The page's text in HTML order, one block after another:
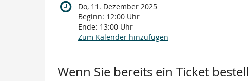
Do, 11. Dezember 2025
Beginn: 12:00 Uhr
Ende: 13:00 Uhr
Zum Kalender hinzufügen
Wenn Sie bereits ein Ticket